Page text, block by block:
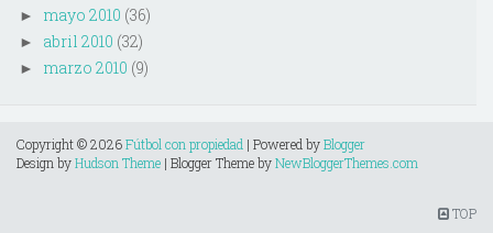
► mayo 2010 (36)
► abril 2010 (32)
► marzo 2010 (9)
Copyright ©2026Fútbol con propiedad | Powered byBlogger
Design byHudson Theme | Blogger Theme byNewBloggerThemes.com
TOP